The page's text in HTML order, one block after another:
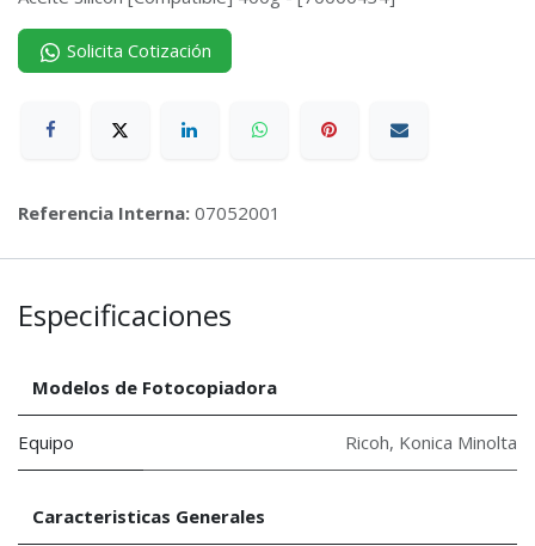
Solicita Cotización
Referencia Interna: 07052001
Especificaciones
Modelos de Fotocopiadora
Equipo Ricoh, Konica Minolta
Caracteristicas Generales